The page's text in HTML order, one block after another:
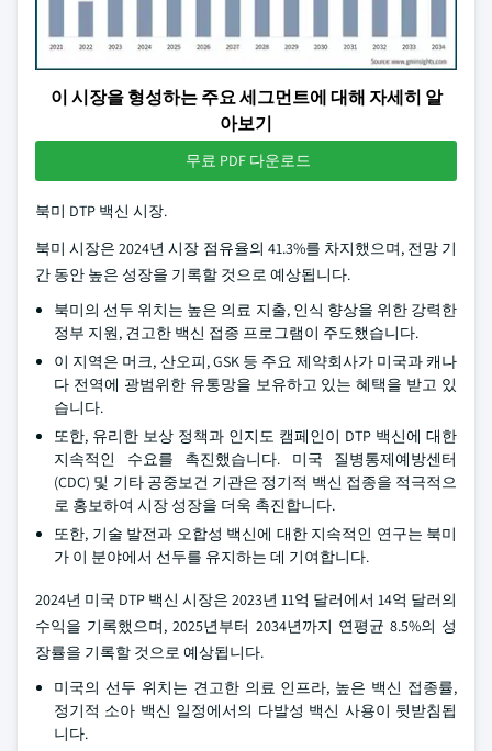
이 시장을 형성하는 주요 세그먼트에 대해 자세히 알
아보기
무료 PDF 다운로드
북미 DTP 백신 시장.
북미 시장은 2024년 시장 점유율의 41.3%를 차지했으며, 전망 기
간 동안 높은 성장을 기록할 것으로 예상됩니다.
북미의 선두 위치는 높은 의료 지출, 인식 향상을 위한 강력한
정부 지원, 견고한 백신 접종 프로그램이 주도했습니다.
이 지역은 머크, 산오피, GSK 등 주요 제약회사가 미국과 캐나
다 전역에 광범위한 유통망을 보유하고 있는 혜택을 받고 있
습니다.
또한, 유리한 보상 정책과 인지도 캠페인이 DTP 백신에 대한
지속적인 수요를 촉진했습니다. 미국 질병통제예방센터
(CDC) 및 기타 공중보건 기관은 정기적 백신 접종을 적극적으
로 홍보하여 시장 성장을 더욱 촉진합니다.
또한, 기술 발전과 오합성 백신에 대한 지속적인 연구는 북미
가 이 분야에서 선두를 유지하는 데 기여합니다.
2024년 미국 DTP 백신 시장은 2023년 11억 달러에서 14억 달러의
수익을 기록했으며, 2025년부터 2034년까지 연평균 8.5%의 성
장률을 기록할 것으로 예상됩니다.
미국의 선두 위치는 견고한 의료 인프라, 높은 백신 접종률,
정기적 소아 백신 일정에서의 다발성 백신 사용이 뒷받침됩
니다.